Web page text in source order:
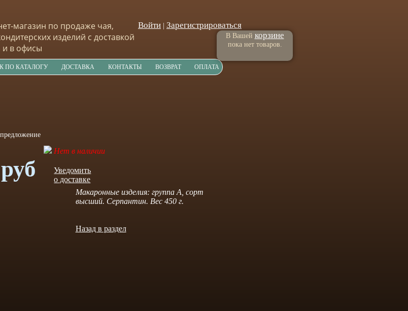
магазин по продаже чая,
изделий с доставкой
и в офисы
ПО КАТАЛОГУ ДОСТАВКА КОНТАКТЫ ВОЗВРАТ ОПЛАТА
Войти Зарегистрироваться
В Вашей корзине
пока нет товаров.
Нет в наличии
Уведомить
о доставке
Макаронные изделия: группа А, сорт
высший. Серпантин. Вес 450 г.
Назад в раздел